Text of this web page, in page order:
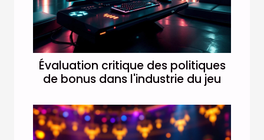
Évaluation critique des politiques
de bonus dans l'industrie du jeu